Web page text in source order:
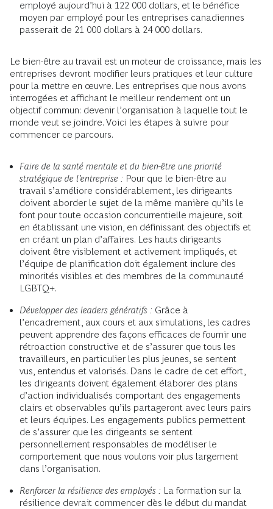
employé aujourd’hui à 122 000 dollars, et le bénéfice
moyen par employé pour les entreprises canadiennes
passerait de 21 000 dollars à 24 000 dollars.
Le bien-être au travail est un moteur de croissance, mais les
entreprises devront modifier leurs pratiques et leur culture
pour la mettre en œuvre. Les entreprises que nous avons
interrogées et affichant le meilleur rendement ont un
objectif commun: devenir l’organisation à laquelle tout le
monde veut se joindre. Voici les étapes à suivre pour
commencer ce parcours.
Faire de la santé mentale et du bien-être une priorité
stratégique de l’entreprise : Pour que le bien-être au
travail s’améliore considérablement, les dirigeants
doivent aborder le sujet de la même manière qu’ils le
font pour toute occasion concurrentielle majeure, soit
en établissant une vision, en définissant des objectifs et
en créant un plan d’affaires. Les hauts dirigeants
doivent être visiblement et activement impliqués, et
l’équipe de planification doit également inclure des
minorités visibles et des membres de la communauté
LGBTQ+.
Développer des leaders génératifs : Grâce à
l’encadrement, aux cours et aux simulations, les cadres
peuvent apprendre des façons efficaces de fournir une
rétroaction constructive et de s’assurer que tous les
travailleurs, en particulier les plus jeunes, se sentent
vus, entendus et valorisés. Dans le cadre de cet effort,
les dirigeants doivent également élaborer des plans
d’action individualisés comportant des engagements
clairs et observables qu’ils partageront avec leurs pairs
et leurs équipes. Les engagements publics permettent
de s’assurer que les dirigeants se sentent
personnellement responsables de modéliser le
comportement que nous voulons voir plus largement
dans l’organisation.
Renforcer la résilience des employés : La formation sur la
résilience devrait commencer dès le début du mandat